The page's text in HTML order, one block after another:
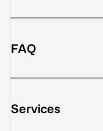
FAQ
Services